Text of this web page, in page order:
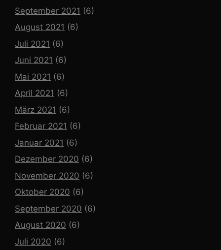
September 2021 (6)
August 2021 (6)
Juli 2021 (6)
Juni 2021 (6)
Mai 2021 (6)
April 2021 (6)
März 2021 (6)
Februar 2021 (6)
Januar 2021 (6)
Dezember 2020 (6)
November 2020 (6)
Oktober 2020 (6)
September 2020 (6)
August 2020 (6)
Juli 2020 (6)